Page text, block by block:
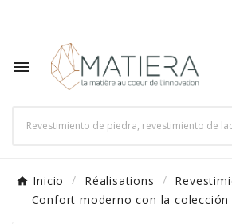

Inicio Réalisations
Confort moderno con la colección